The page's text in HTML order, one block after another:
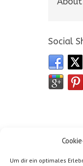
Um dir ein optimales
Social